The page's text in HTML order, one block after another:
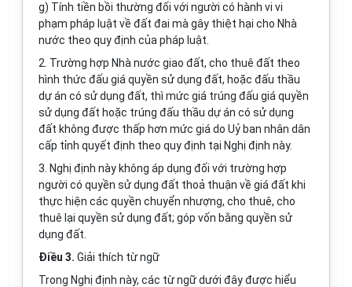
g) Tính tiền bồi thường đối với người có hành vi vi
phạm pháp luật về đất đai mà gây thiệt hại cho Nhà
nước theo quy định của pháp luật.
2. Trường hợp Nhà nước giao đất, cho thuê đất theo
hình thức đấu giá quyền sử dụng đất, hoặc đấu thầu
dự án có sử dụng đất, thì mức giá trúng đấu giá quyền
sử dụng đất hoặc trúng đấu thầu dự án có sử dụng
đất không được thấp hơn mức giá do Uỷ ban nhân dân
cấp tỉnh quyết định theo quy định tại Nghị định này.
3. Nghị định này không áp dụng đối với trường hợp
người có quyền sử dụng đất thoả thuận về giá đất khi
thực hiện các quyền chuyển nhượng, cho thuê, cho
thuê lại quyền sử dụng đất; góp vốn bằng quyền sử
dụng đất.
Điều 3. Giải thích từ ngữ
Trong Nghị định này, các từ ngữ dưới đây được hiểu